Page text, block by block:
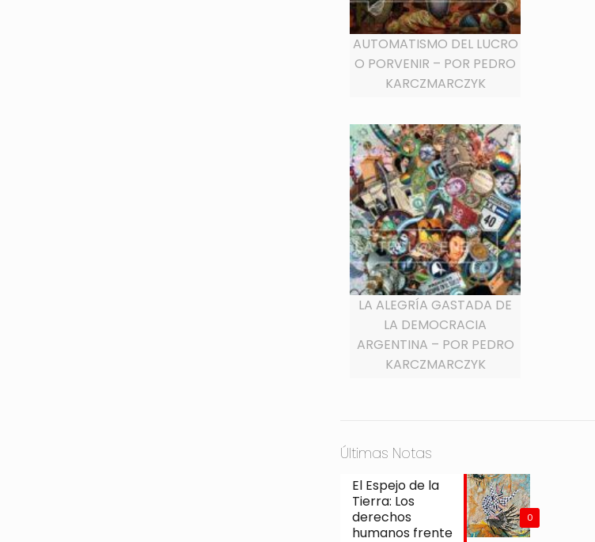
AUTOMATISMO DEL LUCRO
O PORVENIR – POR PEDRO
KARCZMARCZYK
LA ALEGRÍA GASTADA DE
LA DEMOCRACIA
ARGENTINA – POR PEDRO
KARCZMARCZYK
Últimas Notas
0
El Espejo de la
Tierra: Los
derechos
humanos frente